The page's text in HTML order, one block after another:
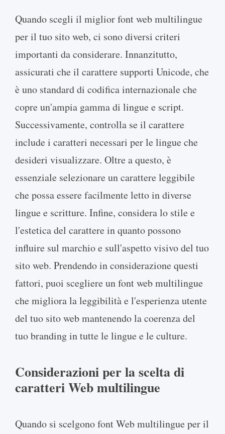
Quando scegli il miglior font web multilingue
per il tuo sito web, ci sono diversi criteri
importanti da considerare. Innanzitutto,
assicurati che il carattere supporti Unicode, che
è uno standard di codifica internazionale che
copre un'ampia gamma di lingue e script.
Successivamente, controlla se il carattere
include i caratteri necessari per le lingue che
desideri visualizzare. Oltre a questo, è
essenziale selezionare un carattere leggibile
che possa essere facilmente letto in diverse
lingue e scritture. Infine, considera lo stile e
l'estetica del carattere in quanto possono
influire sul marchio e sull'aspetto visivo del tuo
sito web. Prendendo in considerazione questi
fattori, puoi scegliere un font web multilingue
che migliora la leggibilità e l'esperienza utente
del tuo sito web mantenendo la coerenza del
tuo branding in tutte le lingue e le culture.
Considerazioni per la scelta di
caratteri Web multilingue
Quando si scelgono font Web multilingue per il